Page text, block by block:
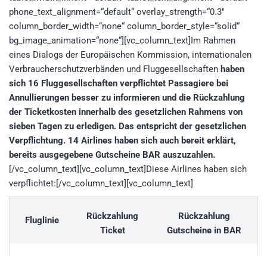
phone_text_alignment=“default“ overlay_strength=“0.3″
column_border_width=“none“ column_border_style=“solid“
bg_image_animation=“none“][vc_column_text]Im Rahmen
eines Dialogs der Europäischen Kommission, internationalen
Verbraucherschutzverbänden und Fluggesellschaften haben
sich 16 Fluggesellschaften verpflichtet Passagiere bei
Annullierungen besser zu informieren und die Rückzahlung
der Ticketkosten innerhalb des gesetzlichen Rahmens von
sieben Tagen zu erledigen. Das entspricht der gesetzlichen
Verpflichtung. 14 Airlines haben sich auch bereit erklärt,
bereits ausgegebene Gutscheine BAR auszuzahlen.
[/vc_column_text][vc_column_text]Diese Airlines haben sich
verpflichtet:[/vc_column_text][vc_column_text]
Fluglinie
Rückzahlung
Ticket
Rückzahlung
Gutscheine in BAR